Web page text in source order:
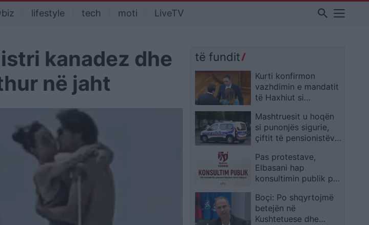
lifestyle tech moti LiveTV search
kanadez dhe
në jaht
të fundit
Kurti konfirmon
vazhdimin e mandatit
të Haxhiut si
së presidentes
Mashtruesit u hoqën
si punonjës sigurie,
çiftit të pensionistëve
ar dhe bizhuteri me
vlerë 1.1 milion euro
Pas protestave,
Elbasani hap
konsultimin publik për
Boçi: Po shqyrtojmë
betejën në
Kushtetuese dhe